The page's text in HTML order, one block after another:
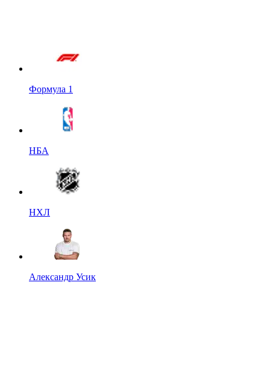
Формула 1
НБА
НХЛ
Александр Усик